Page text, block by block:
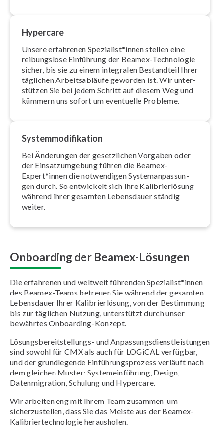
Hypercare
Unsere erfahrenen Spezialist*innen stellen eine
rei­bungs­lo­se Einführung der Beamex-Technologie
sicher, bis sie zu einem integralen Bestandteil Ihrer
täglichen Ar­beits­ab­läu­fe geworden ist. Wir un­ter­
stüt­zen Sie bei jedem Schritt auf diesem Weg und
kümmern uns sofort um eventuelle Probleme.
Sys­tem­mo­di­fi­ka­ti­on
Bei Änderungen der ge­setz­li­chen Vorgaben oder
der Ein­satz­um­ge­bung führen die Beamex-
Expert*innen die notwendigen Sys­tem­an­pas­sun­
gen durch. So entwickelt sich Ihre Ka­li­brier­lö­sung
während ihrer gesamten Lebensdauer ständig
weiter.
Onboarding der Beamex-Lösungen
Die erfahrenen und weltweit führenden Spezialist*innen
des Beamex-Teams betreuen Sie während der gesamten
Lebensdauer Ihrer Kalibrierlösung, von der Bestimmung
bis zur täglichen Nutzung, unterstützt durch unser
bewährtes Onboarding-Konzept.
Lösungsbereitstellungs- und Anpassungsdienstleistungen
sind sowohl für CMX als auch für LOGiCAL verfügbar,
und der grundlegende Einführungsprozess verläuft nach
dem gleichen Muster: Systemeinführung, Design,
Datenmigration, Schulung und Hypercare.
Wir arbeiten eng mit Ihrem Team zusammen, um
sicherzustellen, dass Sie das Meiste aus der Beamex-
Kalibriertechnologie herausholen.